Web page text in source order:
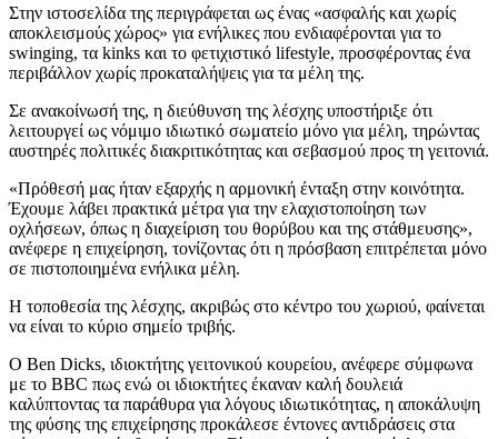
Στην ιστοσελίδα της περιγράφεται ως ένας «ασφαλής και χωρίς
αποκλεισμούς χώρος» για ενήλικες που ενδιαφέρονται για το
swinging, τα kinks και το φετιχιστικό lifestyle, προσφέροντας ένα
περιβάλλον χωρίς προκαταλήψεις για τα μέλη της.
Σε ανακοίνωσή της, η διεύθυνση της λέσχης υποστήριξε ότι
λειτουργεί ως νόμιμο ιδιωτικό σωματείο μόνο για μέλη, τηρώντας
αυστηρές πολιτικές διακριτικότητας και σεβασμού προς τη γειτονιά.
«Πρόθεσή μας ήταν εξαρχής η αρμονική ένταξη στην κοινότητα.
Έχουμε λάβει πρακτικά μέτρα για την ελαχιστοποίηση των
οχλήσεων, όπως η διαχείριση του θορύβου και της στάθμευσης»,
ανέφερε η επιχείρηση, τονίζοντας ότι η πρόσβαση επιτρέπεται μόνο
σε πιστοποιημένα ενήλικα μέλη.
Η τοποθεσία της λέσχης, ακριβώς στο κέντρο του χωριού, φαίνεται
να είναι το κύριο σημείο τριβής.
Ο Ben Dicks, ιδιοκτήτης γειτονικού κουρείου, ανέφερε σύμφωνα
με το BBC πως ενώ οι ιδιοκτήτες έκαναν καλή δουλειά
καλύπτοντας τα παράθυρα για λόγους ιδιωτικότητας, η αποκάλυψη
της φύσης της επιχείρησης προκάλεσε έντονες αντιδράσεις στα